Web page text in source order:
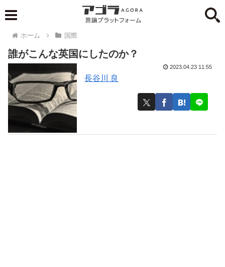
ホーム 国際
誰がこんな英国にしたのか？
長谷川 良
2023.04.23 11:55